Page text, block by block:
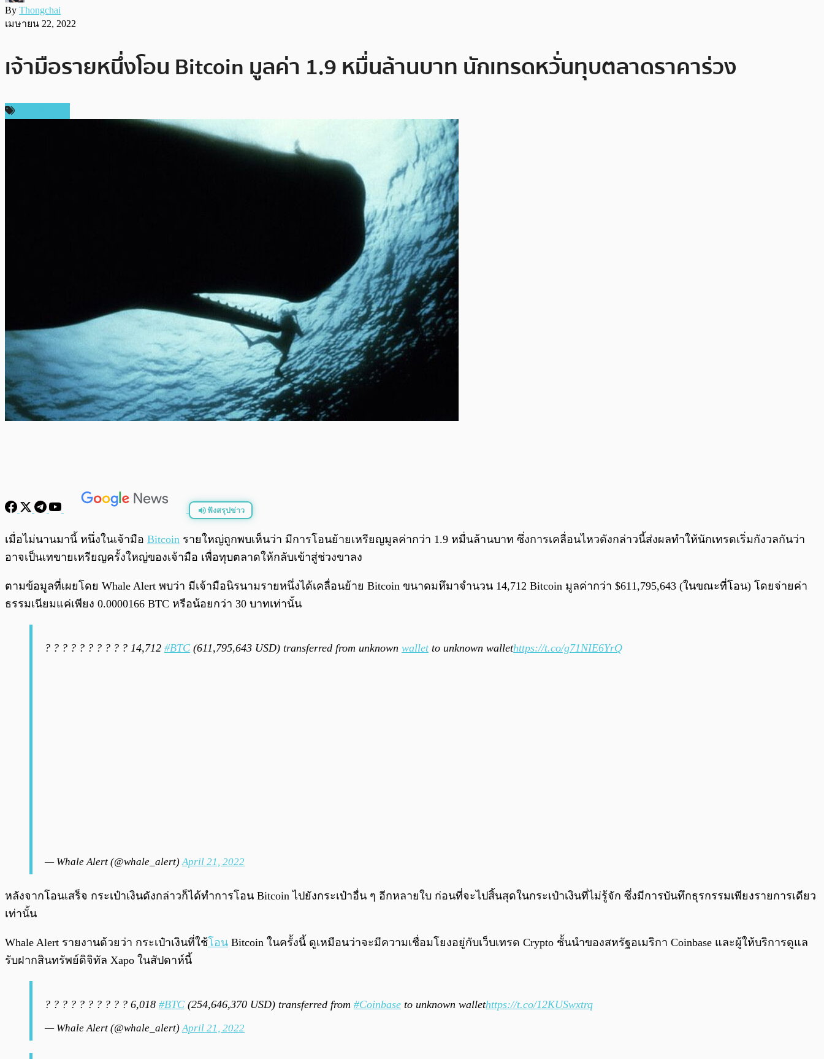
By Thongchai
เมษายน 22, 2022
เจ้ามือรายหนึ่งโอน Bitcoin มูลค่า 1.9 หมื่นล้านบาท นักเทรดหวั่นทุบตลาดราคาร่วง
ฟังสรุปข่าว
0:00 /
เมื่อไม่นานมานี้ หนึ่งในเจ้ามือ Bitcoin รายใหญ่ถูกพบเห็นว่า มีการโอนย้ายเหรียญมูลค่ากว่า 1.9 หมื่นล้านบาท ซึ่งการเคลื่อนไหวดังกล่าวนี้ส่งผลทำให้นักเทรดเริ่มกังวลกันว่า
อาจเป็นเทขายเหรียญครั้งใหญ่ของเจ้ามือ เพื่อทุบตลาดให้กลับเข้าสู่ช่วงขาลง
ตามข้อมูลที่เผยโดย Whale Alert พบว่า มีเจ้ามือนิรนามรายหนึ่งได้เคลื่อนย้าย Bitcoin ขนาดมหึมาจำนวน 14,712 Bitcoin มูลค่ากว่า $611,795,643 (ในขณะที่โอน) โดยจ่ายค่า
ธรรมเนียมแค่เพียง 0.0000166 BTC หรือน้อยกว่า 30 บาทเท่านั้น
? ? ? ? ? ? ? ? ? ? 14,712 #BTC (611,795,643 USD) transferred from unknown walletto unknown wallethttps://t.co/g71NIE6YrQ
— Whale Alert (@whale_alert)April 21, 2022
หลังจากโอนเสร็จ กระเป๋าเงินดังกล่าวก็ได้ทำการโอน Bitcoin ไปยังกระเป๋าอื่น ๆ อีกหลายใบ ก่อนที่จะไปสิ้นสุดในกระเป๋าเงินที่ไม่รู้จัก ซึ่งมีการบันทึกธุรกรรมเพียงรายการเดียว
เท่านั้น
Whale Alert รายงานด้วยว่า กระเป๋าเงินที่ใช้โอน Bitcoin ในครั้งนี้ ดูเหมือนว่าจะมีความเชื่อมโยงอยู่กับเว็บเทรด Crypto ชั้นนำของสหรัฐอเมริกา Coinbase และผู้ให้บริการดูแล
รับฝากสินทรัพย์ดิจิทัล Xapo ในสัปดาห์นี้
? ? ? ? ? ? ? ? ? ? 6,018 #BTC (254,646,370 USD) transferred from #Coinbase to unknown wallethttps://t.co/12KUSwxtrq
— Whale Alert (@whale_alert)April 21, 2022